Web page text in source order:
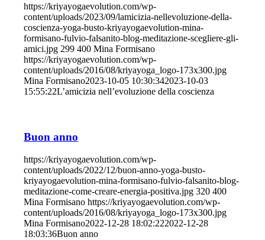
https://kriyayogaevolution.com/wp-
content/uploads/2023/09/lamicizia-nellevoluzione-della-
coscienza-yoga-busto-kriyayogaevolution-mina-
formisano-fulvio-falsanito-blog-meditazione-scegliere-gli-
amici.jpg 299 400 Mina Formisano
https://kriyayogaevolution.com/wp-
content/uploads/2016/08/kriyayoga_logo-173x300.jpg
Mina Formisano2023-10-05 10:30:342023-10-03
15:55:22L’amicizia nell’evoluzione della coscienza
Buon anno
https://kriyayogaevolution.com/wp-
content/uploads/2022/12/buon-anno-yoga-busto-
kriyayogaevolution-mina-formisano-fulvio-falsanito-blog-
meditazione-come-creare-energia-positiva.jpg 320 400
Mina Formisano https://kriyayogaevolution.com/wp-
content/uploads/2016/08/kriyayoga_logo-173x300.jpg
Mina Formisano2022-12-28 18:02:222022-12-28
18:03:36Buon anno